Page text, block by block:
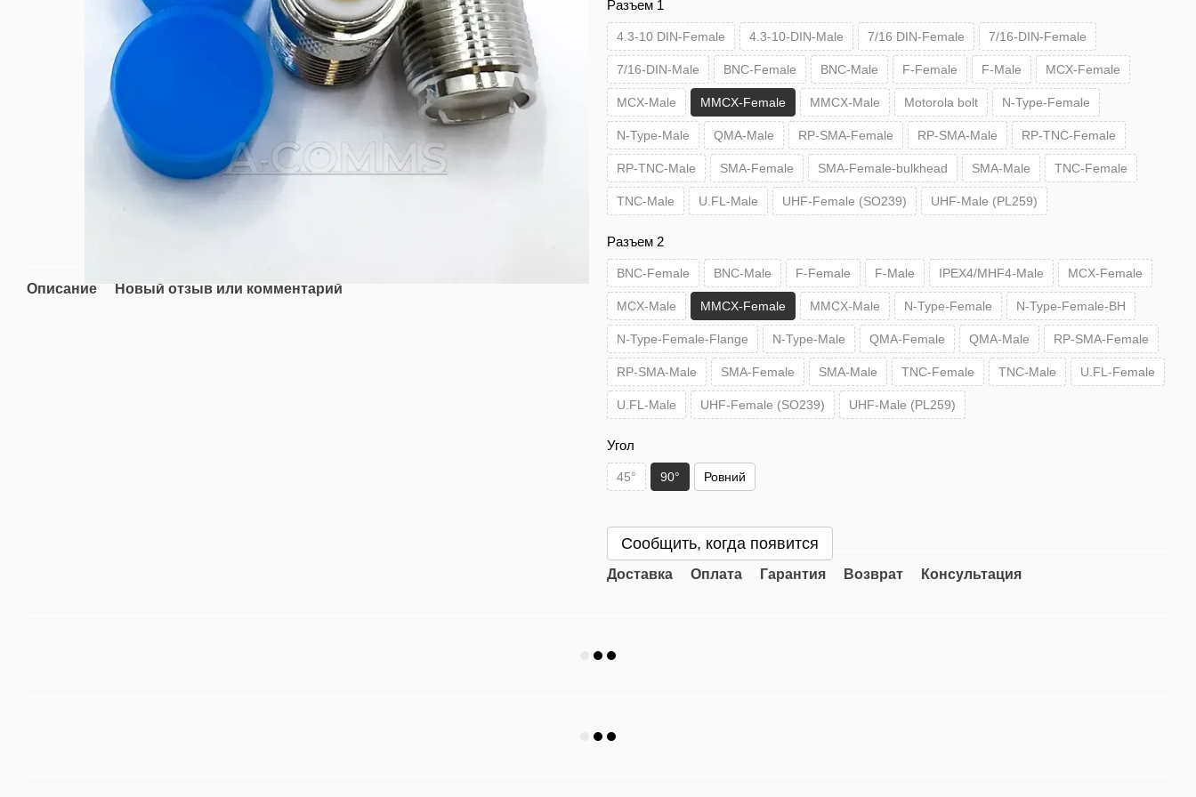
Описание Новый отзыв или комментарий
Разъем 1
4.3-10 DIN-Female 4.3-10-DIN-Male 7/16 DIN-Female 7/16-DIN-Female
7/16-DIN-Male BNC-Female BNC-Male F-Female F-Male MCX-Female
MCX-Male MMCX-Female MMCX-Male Motorola bolt N-Type-Female
N-Type-Male QMA-Male RP-SMA-Female RP-SMA-Male RP-TNC-Female
RP-TNC-Male SMA-Female SMA-Female-bulkhead SMA-Male TNC-Female
TNC-Male U.FL-Male UHF-Female (SO239) UHF-Male (PL259)
Разъем 2
BNC-Female BNC-Male F-Female F-Male IPEX4/MHF4-Male MCX-Female
MCX-Male MMCX-Female MMCX-Male N-Type-Female N-Type-Female-BH
N-Type-Female-Flange N-Type-Male QMA-Female QMA-Male RP-SMA-Female
RP-SMA-Male SMA-Female SMA-Male TNC-Female TNC-Male U.FL-Female
U.FL-Male UHF-Female (SO239) UHF-Male (PL259)
Угол
45° 90° Ровний
Сообщить, когда появится
Доставка Оплата Гарантия Возврат Консультация